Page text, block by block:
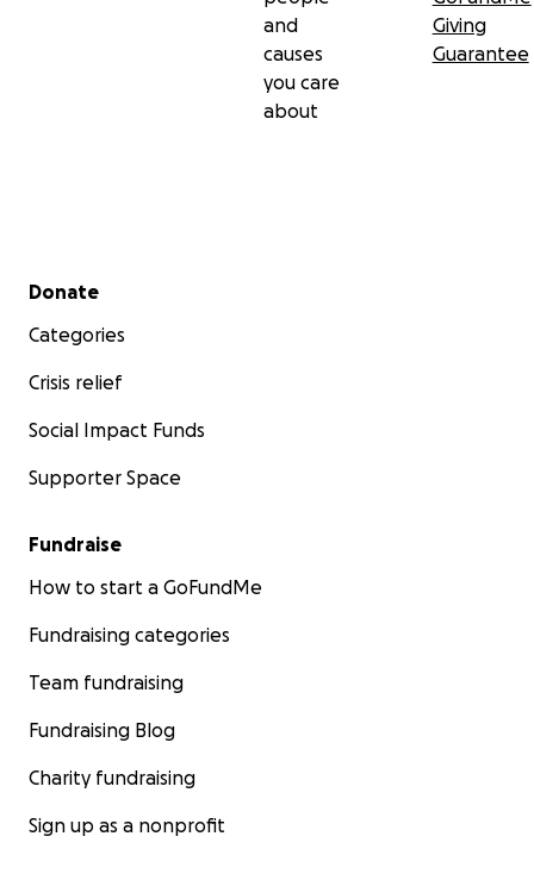
and
causes
you care
about
Giving
Guarantee
Secondary menu
Donate
Categories
Crisis relief
Social Impact Funds
Supporter Space
Fundraise
How to start a GoFundMe
Fundraising categories
Team fundraising
Fundraising Blog
Charity fundraising
Sign up as a nonprofit